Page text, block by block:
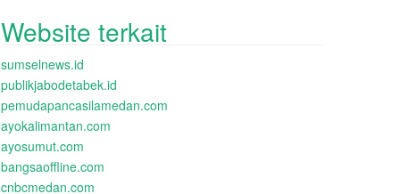
Website terkait
sumselnews.id
publikjabodetabek.id
pemudapancasilamedan.com
ayokalimantan.com
ayosumut.com
bangsaoffline.com
cnbcmedan.com